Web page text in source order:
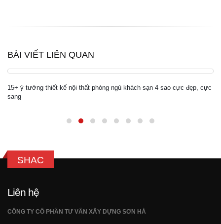
BÀI VIẾT LIÊN QUAN
15+ ý tưởng thiết kế nội thất phòng ngủ khách sạn 4 sao cực đẹp, cực
sang
SHAC
Liên hệ
CÔNG TY CỔ PHẦN TƯ VẤN XÂY DỰNG SƠN HÀ